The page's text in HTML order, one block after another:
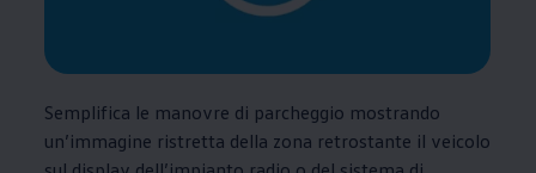
Semplifica le manovre di parcheggio mostrando
un’immagine ristretta della zona retrostante il veicolo